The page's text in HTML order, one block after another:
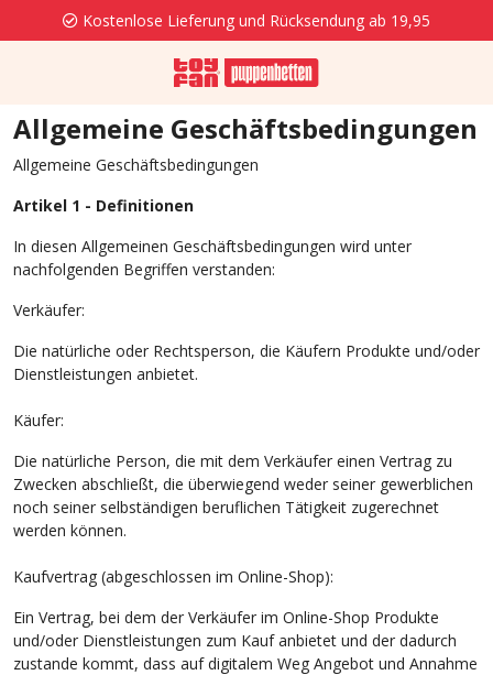
Kostenlose Lieferung und Rücksendung ab 19,95
Allgemeine Geschäftsbedingungen
Allgemeine Geschäftsbedingungen
Artikel 1 - Definitionen
In diesen Allgemeinen Geschäftsbedingungen wird unter
nachfolgenden Begriffen verstanden:
Verkäufer:
Die natürliche oder Rechtsperson, die Käufern Produkte und/oder
Dienstleistungen anbietet.
Käufer:
Die natürliche Person, die mit dem Verkäufer einen Vertrag zu
Zwecken abschließt, die überwiegend weder seiner gewerblichen
noch seiner selbständigen beruflichen Tätigkeit zugerechnet
werden können.
Kaufvertrag (abgeschlossen im Online-Shop):
Ein Vertrag, bei dem der Verkäufer im Online-Shop Produkte
und/oder Dienstleistungen zum Kauf anbietet und der dadurch
zustande kommt, dass auf digitalem Weg Angebot und Annahme